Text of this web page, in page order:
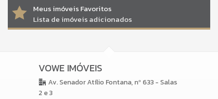
Meus imóveis Favoritos
Lista de imóveis adicionados
VOWE IMÓVEIS
Av. Senador Atílio Fontana, nº 633 - Salas
2 e 3